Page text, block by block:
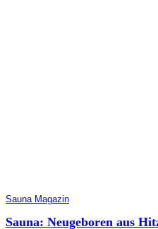
Sauna Magazin
Sauna: Neugeboren aus